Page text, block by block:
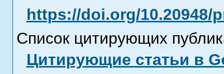
https://doi.org/10.20948/
Список цитирующих
Цитирующие статьи в